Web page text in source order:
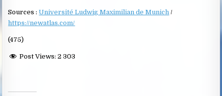
Sources :Université Ludwig Maximilian de Munich /
https://newatlas.com/
(475)
Post Views: 2 303